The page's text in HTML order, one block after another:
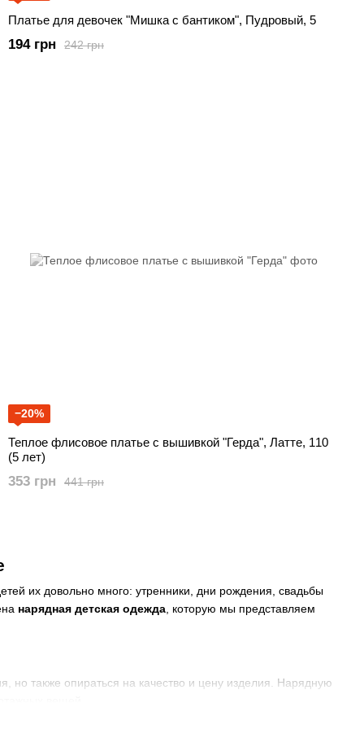
их довольно много: утренники, дни рождения, свадьбы
нарядная детская одежда , которую мы представляем
но также опираться на качество и цену изделия. Нарядную
Платье для девочек "Мишка с бантиком", Пудровый, 5
242 грн
194 грн
−20%
Теплое флисовое платье с вышивкой "Герда", Латте, 110
(5 лет)
441 грн
353 грн